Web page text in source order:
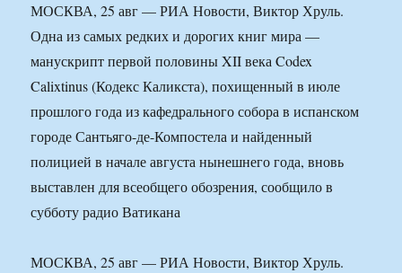
МОСКВА, 25 авг — РИА Новости, Виктор Хруль.
Одна из самых редких и дорогих книг мира —
манускрипт первой половины XII века Codex
Calixtinus (Кодекс Каликста), похищенный в июле
прошлого года из кафедрального собора в испанском
городе Сантьяго-де-Компостела и найденный
полицией в начале августа нынешнего года, вновь
выставлен для всеобщего обозрения, сообщило в
субботу радио Ватикана
МОСКВА, 25 авг — РИА Новости, Виктор Хруль.